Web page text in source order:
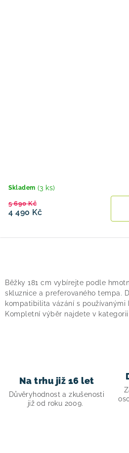
Skladem (3 ks)
4 490 Kč
5 690 Kč
v
l
á
d
v
Běžky 181 cm vybírejte podle
skluznice a preferovaného tempa.
kompatibilita vázání s používanými
Kompletní výběr najdete v kategorii
Na trhu již 16 let
Důvěryhodnost a zkušenosti
již od roku 2009.